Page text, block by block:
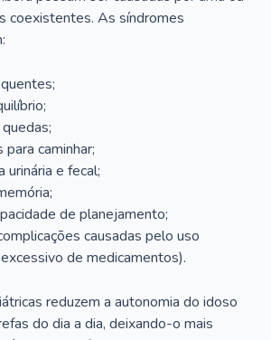
coexistentes. As síndromes
caminhar;
urinária e fecal;
de planejamento;
causadas pelo uso
de medicamentos).
reduzem a autonomia do idoso
do dia a dia, deixando-o mais